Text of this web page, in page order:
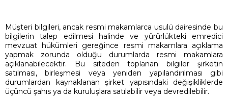
Müşteri bilgileri, ancak resmi makamlarca usulü dairesinde bu
bilgilerin talep edilmesi halinde ve yürürlükteki emredici
mevzuat hükümleri gereğince resmi makamlara açıklama
yapmak zorunda olduğu durumlarda resmi makamlara
açıklanabilecektir. Bu siteden toplanan bilgiler şirketin
satılması, birleşmesi veya yeniden yapılandırılması gibi
durumlardan kaynaklanan şirket yapısındaki değişikliklerde
üçüncü şahıs ya da kuruluşlara satılabilir veya devredilebilir.